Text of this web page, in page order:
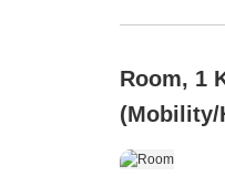
Room, 1
(Mobility/